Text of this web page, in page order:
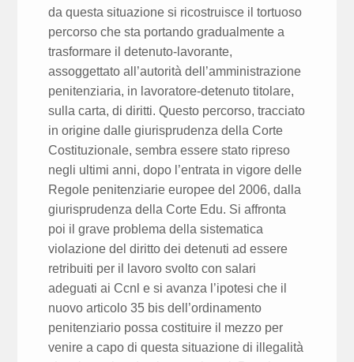
da questa situazione si ricostruisce il tortuoso
percorso che sta portando gradualmente a
trasformare il detenuto-lavorante,
assoggettato all’autorità dell’amministrazione
penitenziaria, in lavoratore-detenuto titolare,
sulla carta, di diritti. Questo percorso, tracciato
in origine dalle giurisprudenza della Corte
Costituzionale, sembra essere stato ripreso
negli ultimi anni, dopo l’entrata in vigore delle
Regole penitenziarie europee del 2006, dalla
giurisprudenza della Corte Edu. Si affronta
poi il grave problema della sistematica
violazione del diritto dei detenuti ad essere
retribuiti per il lavoro svolto con salari
adeguati ai Ccnl e si avanza l’ipotesi che il
nuovo articolo 35 bis dell’ordinamento
penitenziario possa costituire il mezzo per
venire a capo di questa situazione di illegalità